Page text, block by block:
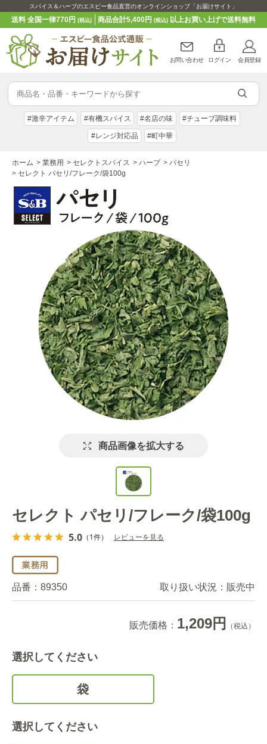
スパイス＆ハーブのエスビー食品直営のオンラインショップ「お届けサイト」
送料 全国一律770円(税込) 商品合計5,400円 (税込)以上お買い上げで送料無料
お問い合わせ ログイン 会員登録
#激辛アイテム #有機スパイス #名店の味 #チューブ調味料
#レンジ対応品 #町中華
ホーム > 業務用 > セレクトスパイス > ハーブ > パセリ
> セレクト パセリ/フレーク/袋100g
商品画像を拡大する
セレクト パセリ/フレーク/袋100g
5.0 （1件） レビューを見る
品番： 89350 取り扱い状況： 販売中
販売価格： 1,209円 （税込）
選択してください
袋
選択してください